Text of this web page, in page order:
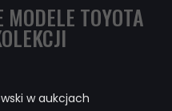
TOYOTA
w aukcjach